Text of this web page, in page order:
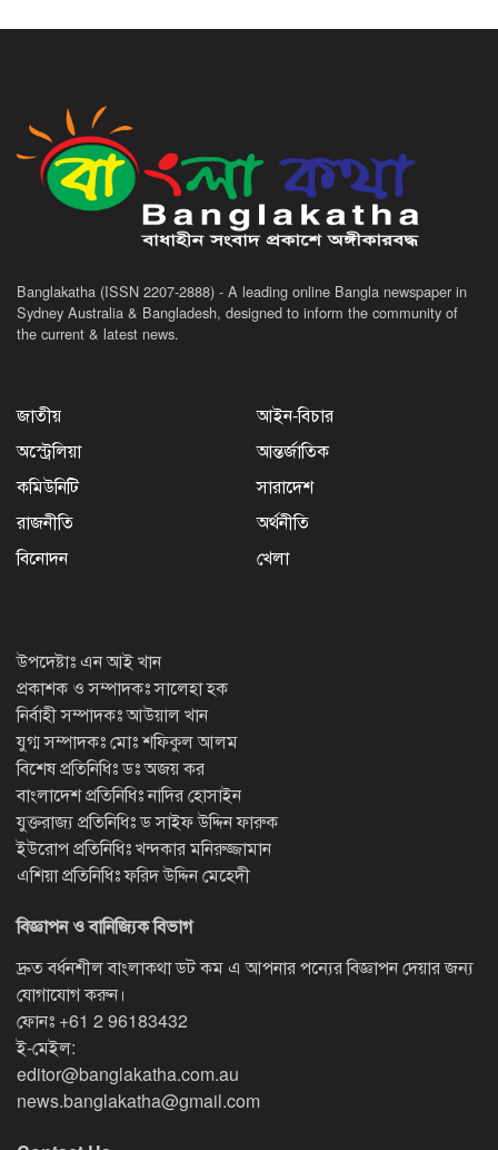
Banglakatha (ISSN 2207-2888) - A leading online Bangla newspaper in
Sydney Australia & Bangladesh, designed to inform the community of
the current & latest news.
জাতীয়
আইন-বিচার
অস্ট্রেলিয়া
আন্তর্জাতিক
কমিউনিটি
সারাদেশ
রাজনীতি
অর্থনীতি
বিনোদন
খেলা
উপদেষ্টাঃ এন আই খান
প্রকাশক ও সম্পাদকঃ সালেহা হক
নির্বাহী সম্পাদকঃ আউয়াল খান
যুগ্ম সম্পাদকঃ মোঃ শফিকুল আলম
বিশেষ প্রতিনিধিঃ ডঃ অজয় কর
বাংলাদেশ প্রতিনিধিঃ নাদির হোসাইন
যুক্তরাজ্য প্রতিনিধিঃ ড সাইফ উদ্দিন ফারুক
ইউরোপ প্রতিনিধিঃ খন্দকার মনিরুজ্জামান
এশিয়া প্রতিনিধিঃ ফরিদ উদ্দিন মেহেদী
বিজ্ঞাপন ও বানিজ্যিক বিভাগ
দ্রুত বর্ধনশীল বাংলাকথা ডট কম এ আপনার পন্যের বিজ্ঞাপন দেয়ার জন্য
যোগাযোগ করুন।
ফোনঃ +61 2 96183432
ই-মেইল:
editor@banglakatha.com.au
news.banglakatha@gmail.com